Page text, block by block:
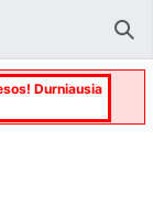
Durniausia